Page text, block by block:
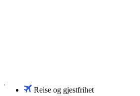
Reise og gjestfrihet